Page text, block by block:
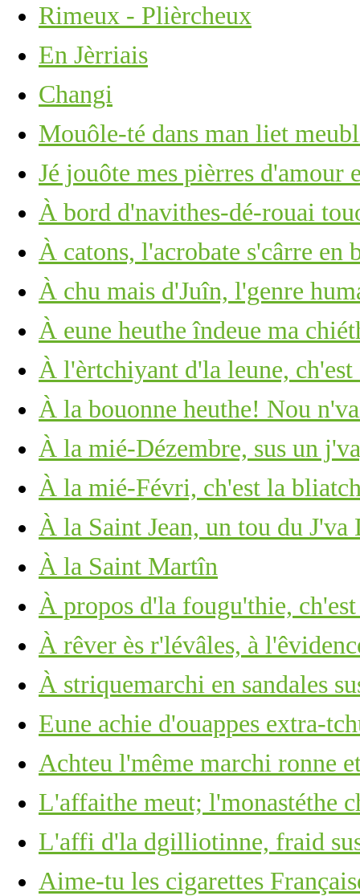
Rimeux - Plièrcheux
En Jèrriais
Changi
Mouôle-té dans man liet
Jé jouôte mes pièrres d'amour
À bord d'navithes-dé-rouai
À catons, l'acrobate s'cârre en
À chu mais d'Juîn, l'genre
À eune heuthe îndeue ma
À l'èrtchiyant d'la leune, ch'est
À la bouonne heuthe! Nou
À la mié-Dézembre, sus un
À la mié-Févri, ch'est la
À la Saint Jean, un tou du
À la Saint Martîn
À propos d'la fougu'thie,
À rêver ès r'lévâles, à
À striquemarchi en sandales
Eune achie d'ouappes extra-
Achteu l'même marchi ronne
L'affaithe meut; l'monastéthe
L'affi d'la dgilliotinne, fraid
Aime-tu les cigarettes